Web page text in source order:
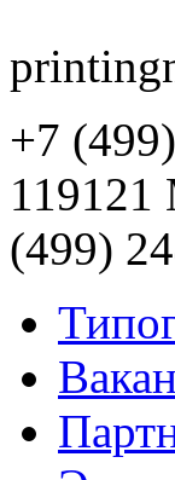
+7
119121
(499)